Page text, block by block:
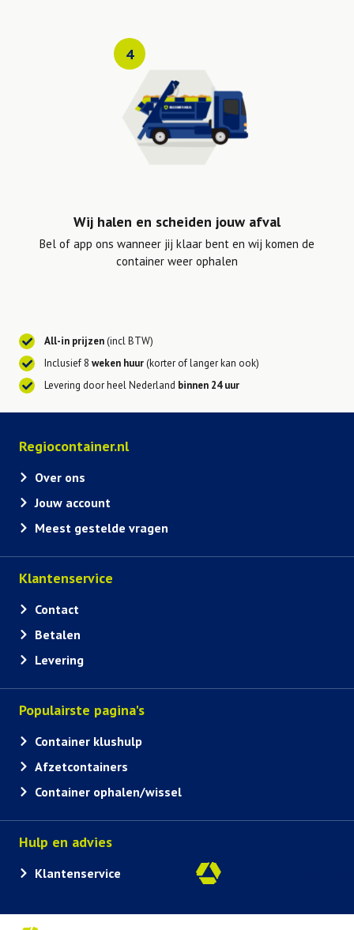
4
Wij halen en scheiden jouw afval
Bel of app ons wanneer jij klaar bent en wij komen de
container weer ophalen
All-in prijzen(incl BTW)
Inclusief 8 weken huur(korter of langer kan ook)
Levering door heel Nederland binnen 24 uur
Regiocontainer.nl
Over ons
Jouw account
Meest gestelde vragen
Klantenservice
Contact
Betalen
Levering
Populairste pagina's
Container klushulp
Afzetcontainers
Container ophalen/wissel
Hulp en advies
Klantenservice